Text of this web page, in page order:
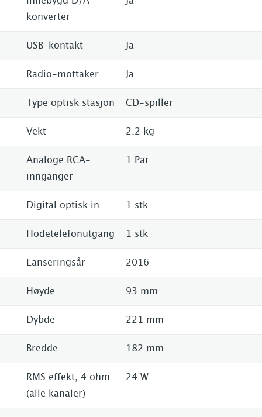
konverter
USB-kontakt Ja
Radio-mottaker Ja
Type optisk stasjon CD-spiller
Vekt 2.2 kg
Analoge RCA-
innganger
1 Par
Digital optisk in 1 stk
Hodetelefonutgang 1 stk
Lanseringsår 2016
Høyde 93 mm
Dybde 221 mm
Bredde 182 mm
RMS effekt, 4 ohm
(alle kanaler)
24 W